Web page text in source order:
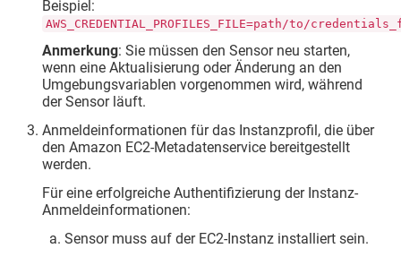
Beispiel:
AWS_CREDENTIAL_PROFILES_FILE=path/to/
Anmerkung: Sie müssen den Sensor neu starten,
wenn eine Aktualisierung oder Änderung an den
Umgebungsvariablen vorgenommen wird, während
der Sensor läuft.
Anmeldeinformationen für das Instanzprofil, die über
den Amazon EC2-Metadatenservice bereitgestellt
werden.
Für eine erfolgreiche Authentifizierung der Instanz-
Anmeldeinformationen:
Sensor muss auf der EC2-Instanz installiert sein.